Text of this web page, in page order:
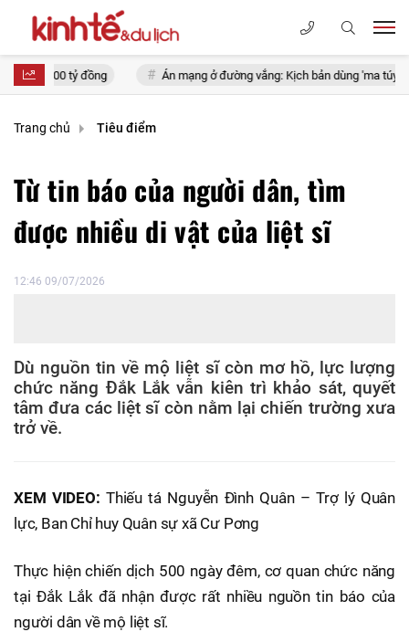
đồng Án mạng ở đường vắng: Kịch bản dùng 'ma túy đất' làm mồi
Trang chủ Tiêu điểm
Từ tin báo của người dân, tìm
được nhiều di vật của liệt sĩ
12:46 09/07/2026
Dù nguồn tin về mộ liệt sĩ còn mơ hồ, lực lượng
chức năng Đắk Lắk vẫn kiên trì khảo sát, quyết
tâm đưa các liệt sĩ còn nằm lại chiến trường xưa
trở về.
XEM VIDEO: Thiếu tá Nguyễn Đình Quân – Trợ lý Quân
lực, Ban Chỉ huy Quân sự xã Cư Pơng
Thực hiện chiến dịch 500 ngày đêm, cơ quan chức năng
tại Đắk Lắk đã nhận được rất nhiều nguồn tin báo của
người dân về mộ liệt sĩ.